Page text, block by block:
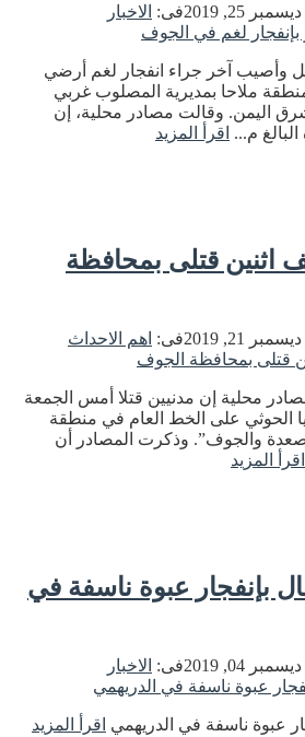
ديسمبر 25, 2019 فى: الاخبار
وأصيب آخر جراء انفجار لغم أرضي
ملاحا بمديرية المصلوب غربي
اليمن. وقالت مصادر محلية، إن
م... اقرأ المزيد
اثنين قتلى بمحافظة
ديسمبر 21, 2019 فى: اهم الاحداث
محلية إن مدنيين قتلا أمس الجمعة
الحوثي على الخط العام في منطقة
والجوف”. وذكرت المصادر أن
اقرأ المزيد
بإنفجار عبوة ناسفة في
ديسمبر 04, 2019 فى: الاخبار
عبوة ناسفة في الدريهمي اقرأ المزيد